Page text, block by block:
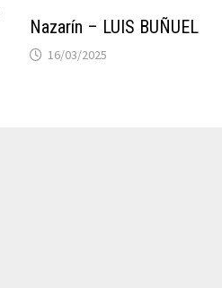
Nazarín – LUIS BUÑUEL
16/03/2025